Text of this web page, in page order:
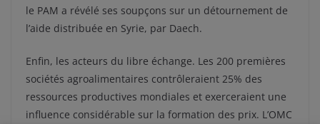
le PAM a révélé ses soupçons sur un détournement de
l’aide distribuée en Syrie, par Daech.
Enfin, les acteurs du libre échange. Les 200 premières
sociétés agroalimentaires contrôleraient 25% des
ressources productives mondiales et exerceraient une
influence considérable sur la formation des prix. L’OMC